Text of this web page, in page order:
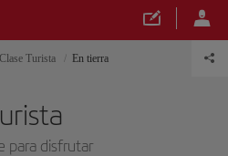
Clase Turista En tierra
para disfrutar